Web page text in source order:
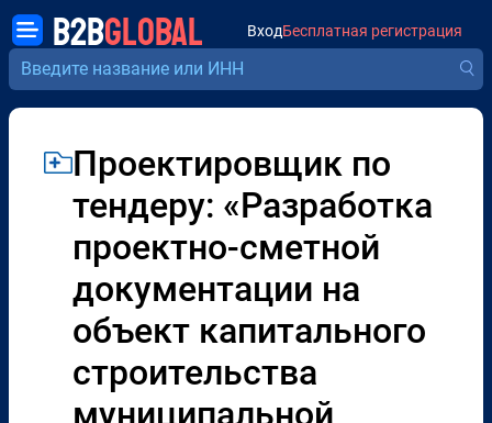
B2BGLOBAL ВходБесплатная регистрация
Проектировщик по
тендеру: «Разработка
проектно-сметной
документации на
объект капитального
строительства
муниципальной